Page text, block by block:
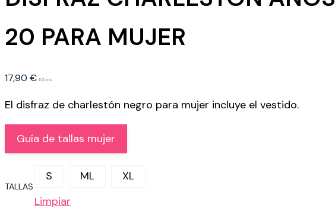
20 PARA MUJER
17,90 € IVA inc.
El disfraz de charlestón negro para mujer incluye el vestido.
Guía de tallas mujer
TALLAS
S ML
XL
Limpiar